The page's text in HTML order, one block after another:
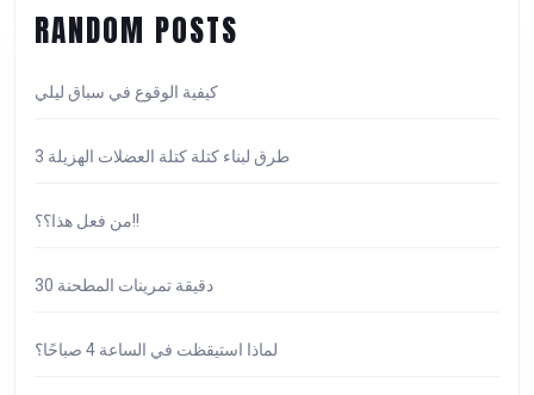
RANDOM POSTS
كيفية الوقوع في سباق ليلي
3 طرق لبناء كتلة كتلة العضلات الهزيلة
من فعل هذا؟؟!!
30 دقيقة تمرينات المطحنة
لماذا استيقظت في الساعة 4 صباحًا؟